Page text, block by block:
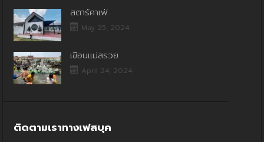
สตาร์คาเฟ่
May 25, 2024
เขื่อนแม่สรวย
April 24, 2024
ติดตามเราทางเฟสบุค